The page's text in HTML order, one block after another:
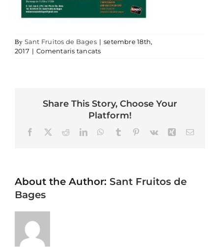
By Sant Fruitos de Bages | setembre 18th,
2017 | Comentaris tancatsa Pla de Bages
Share This Story, Choose Your
Platform!
FacebookRedditLinkedInWhatsApp
TumblrPinterest
Vk XingEmail
About the Author: Sant Fruitos de
Bages